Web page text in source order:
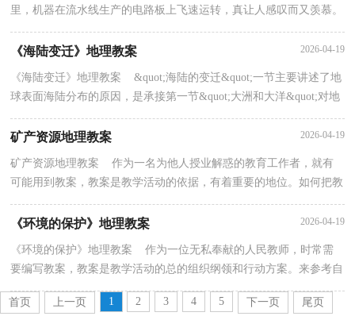
里，机器在流水线生产的电路板上飞速运转，真让人感叹而又羡慕。
下面小编为大家带来了《工业及其重要性》地理教案...
《海陆变迁》地理教案 2026-04-19
《海陆变迁》地理教案 &quot;海陆的变迁&quot;一节主要讲述了地
球表面海陆分布的原因，是承接第一节&quot;大洲和大洋&quot;对地
理...
矿产资源地理教案 2026-04-19
矿产资源地理教案 作为一名为他人授业解惑的教育工作者，就有
可能用到教案，教案是教学活动的依据，有着重要的地位。如何把教
案做到重点突出呢？以下是小编精心整理的矿产资源地...
《环境的保护》地理教案 2026-04-19
《环境的保护》地理教案 作为一位无私奉献的人民教师，时常需
要编写教案，教案是教学活动的总的组织纲领和行动方案。来参考自
首页
上一页 1 2 3 4 5 下一页 尾页